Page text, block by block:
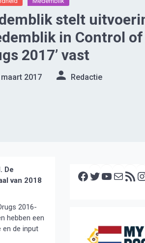
stelt
in Control
2017’ vast
maart 2017 Redactie
De
van 2018
2016-
hebben een
en de input
Facebook Twitter YouTube E-mail RSS feed